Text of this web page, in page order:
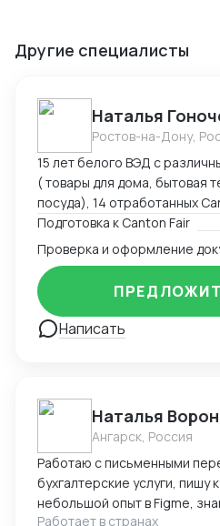
Другие специалисты
Наталья
Ростов-на-Дону,
15 лет белого ВЭД с
( товары для дома, бытовая
посуда), 14 отработанных
анализом и подбором
Подготовка полного пакета
сертификацию, образцы,
Оформление полного пакета
доставки, просчет юнит
платежей через третьи
корректности Валютного
Подготовка к Canton Fair
Написать
Наталья
Ангарск, Россия
Работаю с письменными
бухгалтерские услуги,
небольшой опыт в Figme,
Работает в странах